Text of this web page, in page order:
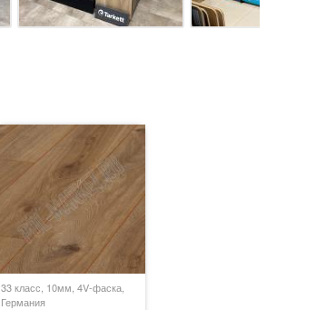
33 класс, 10мм, 4V-фаска,
Германия